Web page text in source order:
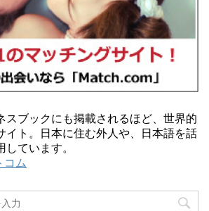
スブックにも掲載されるほど、世界的
イト。日本に住む外人や、日本語を話
ています。
コム